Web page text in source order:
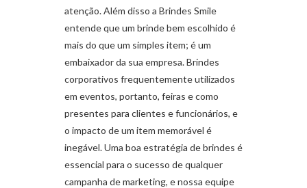
atenção. Além disso a Brindes Smile
entende que um brinde bem escolhido é
mais do que um simples item; é um
embaixador da sua empresa. Brindes
corporativos frequentemente utilizados
em eventos, portanto, feiras e como
presentes para clientes e funcionários, e
o impacto de um item memorável é
inegável. Uma boa estratégia de brindes é
essencial para o sucesso de qualquer
campanha de marketing, e nossa equipe